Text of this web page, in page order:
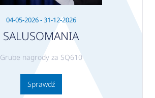
04-05-2026 - 31-12-2026
SALUSOMANIA
Grube nagrody za SQ610
Sprawdź